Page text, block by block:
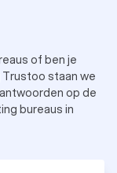
of ben je
staan we
op de
bureaus in